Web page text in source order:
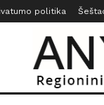
politika